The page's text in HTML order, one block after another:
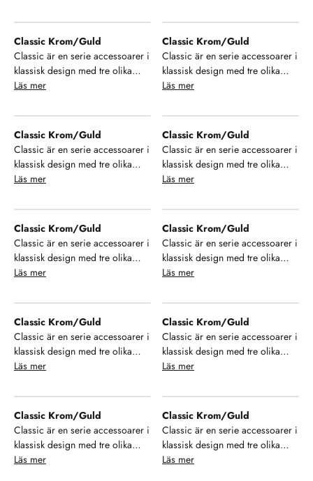
stort urval av modeller som ger
dig möjlighet till enhetlighet i ditt
badrum. Se, njut och hamoniera
din inredning!
stort urval av modeller som ger
dig möjlighet till enhetlighet i ditt
badrum. Se, njut och hamoniera
din inredning!
Classic Krom/Guld
Classic är en serie accessoarer i
klassisk design med tre olika
finish på ytan. Välj mellan krom,
stort urval av modeller som ger
dig möjlighet till enhetlighet i ditt
badrum. Se, njut och hamoniera
din inredning!
Läs mer
Classic Krom/Guld
Classic är en serie accessoarer i
klassisk design med tre olika
finish på ytan. Välj mellan krom,
stort urval av modeller som ger
dig möjlighet till enhetlighet i ditt
badrum. Se, njut och hamoniera
din inredning!
Läs mer
Classic Krom/Guld
Classic är en serie accessoarer i
klassisk design med tre olika
finish på ytan. Välj mellan krom,
stort urval av modeller som ger
dig möjlighet till enhetlighet i ditt
badrum. Se, njut och hamoniera
din inredning!
Läs mer
Classic Krom/Guld
Classic är en serie accessoarer i
klassisk design med tre olika
finish på ytan. Välj mellan krom,
stort urval av modeller som ger
dig möjlighet till enhetlighet i ditt
badrum. Se, njut och hamoniera
din inredning!
Läs mer
Classic Krom/Guld
Classic är en serie accessoarer i
klassisk design med tre olika
finish på ytan. Välj mellan krom,
stort urval av modeller som ger
dig möjlighet till enhetlighet i ditt
badrum. Se, njut och hamoniera
din inredning!
Läs mer
Classic Krom/Guld
Classic är en serie accessoarer i
klassisk design med tre olika
finish på ytan. Välj mellan krom,
stort urval av modeller som ger
dig möjlighet till enhetlighet i ditt
badrum. Se, njut och hamoniera
din inredning!
Läs mer
Classic Krom/Guld
Classic är en serie accessoarer i
klassisk design med tre olika
finish på ytan. Välj mellan krom,
stort urval av modeller som ger
dig möjlighet till enhetlighet i ditt
badrum. Se, njut och hamoniera
din inredning!
Läs mer
Classic Krom/Guld
Classic är en serie accessoarer i
klassisk design med tre olika
finish på ytan. Välj mellan krom,
stort urval av modeller som ger
dig möjlighet till enhetlighet i ditt
badrum. Se, njut och hamoniera
din inredning!
Läs mer
Classic Krom/Guld
Classic är en serie accessoarer i
klassisk design med tre olika
finish på ytan. Välj mellan krom,
Läs mer
Classic Krom/Guld
Classic är en serie accessoarer i
klassisk design med tre olika
finish på ytan. Välj mellan krom,
Läs mer